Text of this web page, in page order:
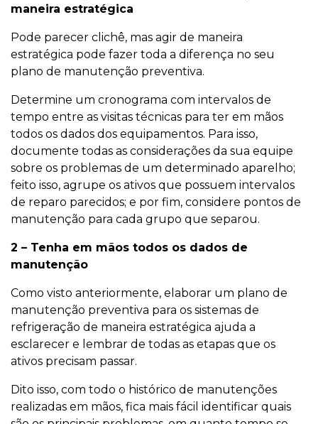
maneira estratégica
Pode parecer clichê, mas agir de maneira
estratégica pode fazer toda a diferença no seu
plano de manutenção preventiva.
Determine um cronograma com intervalos de
tempo entre as visitas técnicas para ter em mãos
todos os dados dos equipamentos. Para isso,
documente todas as considerações da sua equipe
sobre os problemas de um determinado aparelho;
feito isso, agrupe os ativos que possuem intervalos
de reparo parecidos; e por fim, considere pontos de
manutenção para cada grupo que separou.
2 – Tenha em mãos todos os dados de
manutenção
Como visto anteriormente, elaborar um plano de
manutenção preventiva para os sistemas de
refrigeração de maneira estratégica ajuda a
esclarecer e lembrar de todas as etapas que os
ativos precisam passar.
Dito isso, com todo o histórico de manutenções
realizadas em mãos, fica mais fácil identificar quais